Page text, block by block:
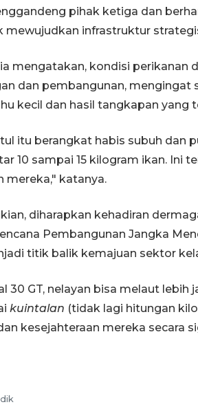
pihak ketiga dan
mewujudkan infrastruktur
mengatakan, kondisi perikanan
dan pembangunan, mengingat
kecil dan hasil tangkapan yang
itu berangkat habis subuh dan
10 sampai 15 kilogram ikan. Ini
mereka," katanya.
diharapkan kehadiran
Pembangunan Jangka
titik balik kemajuan sektor
30 GT, nelayan bisa melaut
kuintalan (tidak lagi hitungan
kesejahteraan mereka secara